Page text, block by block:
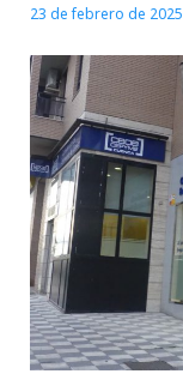
23 de febrero de 2025